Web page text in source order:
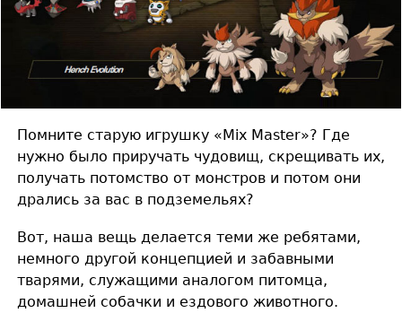
Помните старую игрушку «Mix Master»? Где
нужно было приручать чудовищ, скрещивать их,
получать потомство от монстров и потом они
дрались за вас в подземельях?
Вот, наша вещь делается теми же ребятами,
немного другой концепцией и забавными
тварями, служащими аналогом питомца,
домашней собачки и ездового животного.